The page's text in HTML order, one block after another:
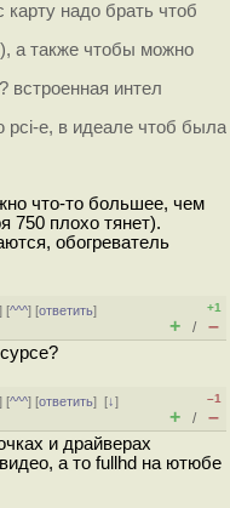
карту надо брать чтоб
а также чтобы можно
встроенная интел
pci-e, в идеале чтоб была
что-то большее, чем
750 плохо тянет).
обогреватель
] [^^^] [ответить]
+1
+ / –
] [^^^] [ответить][↓]
–1
+ / –
и драйверах
а то fullhd на ютюбе